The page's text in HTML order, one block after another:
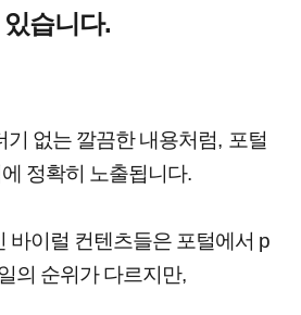
있습니다.
기 없는 깔끔한 내용처럼, 포털
정확히 노출됩니다.
바이럴 컨텐츠들은 포털에서 p
의 순위가 다르지만,